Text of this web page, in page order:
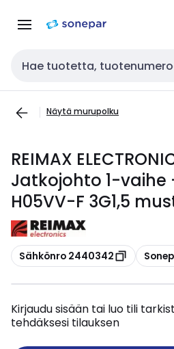
navigointiinsisältöön
Haku
Näytä murupolku
REIMAX
Jatkojohto 1-vaihe
H05VV-F 3G1,5
Kopioi
Sähkönro 2440342 Kopioi
Kirjaudu sisään tai luo tili
tehdäksesi tilauksen